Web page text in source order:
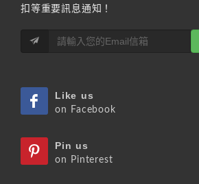
扣等重要訊息通知！
Like us
on Facebook
Pin us
on Pinterest